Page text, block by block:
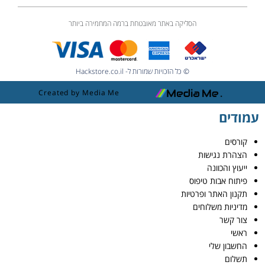
הסליקה באתר מאובטחת ברמה המחמירה ביותר
© כל הזכויות שמורות ל- Hackstore.co.il
Created by Media Me
עמודים
קורסים
הצהרת נגישות
ייעוץ והכוונה
פיתוח אבות טיפוס
תקנון האתר ופרטיות
מדיניות משלוחים
צור קשר
ראשי
החשבון שלי
תשלום